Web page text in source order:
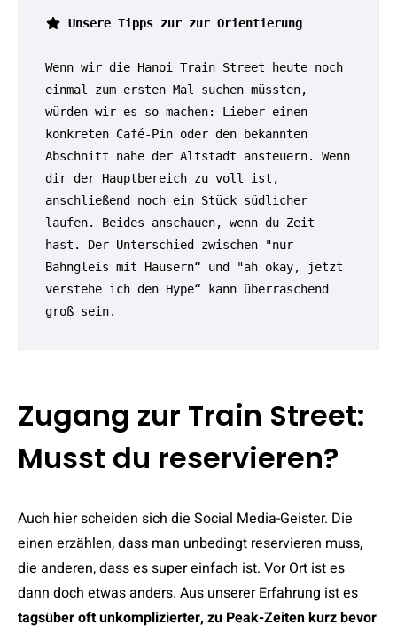
Unsere Tipps zur zur Orientierung
Wenn wir die Hanoi Train Street heute noch
einmal zum ersten Mal suchen müssten,
würden wir es so machen: Lieber einen
konkreten Café-Pin oder den bekannten
Abschnitt nahe der Altstadt ansteuern. Wenn
dir der Hauptbereich zu voll ist,
anschließend noch ein Stück südlicher
laufen. Beides anschauen, wenn du Zeit
hast. Der Unterschied zwischen "nur
Bahngleis mit Häusern“ und "ah okay, jetzt
verstehe ich den Hype“ kann überraschend
groß sein.
Zugang zur Train Street:
Musst du reservieren?
Auch hier scheiden sich die Social Media-Geister. Die
einen erzählen, dass man unbedingt reservieren muss,
die anderen, dass es super einfach ist. Vor Ort ist es
dann doch etwas anders. Aus unserer Erfahrung ist es
tagsüber oft unkomplizierter, zu Peak-Zeiten kurz bevor